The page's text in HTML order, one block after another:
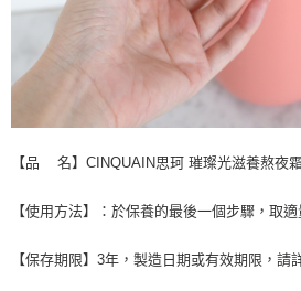
【品 名】CINQUAIN思珂 璀璨光滋養熬夜霜
【使用方法】：於保養的最後一個步驟，取
【保存期限】3年，製造日期或有效期限，請